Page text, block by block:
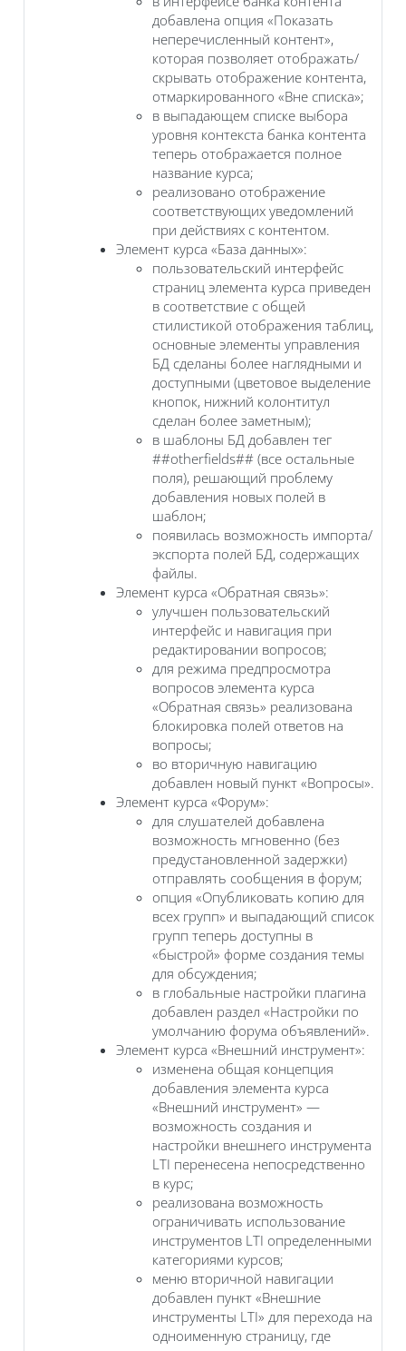
добавлена опция «Показать
неперечисленный контент»,
которая позволяет отображать/
скрывать отображение контента,
отмаркированного «Вне списка»;
в выпадающем списке выбора
уровня контекста банка контента
теперь отображается полное
название курса;
реализовано отображение
соответствующих уведомлений
при действиях с контентом.
Элемент курса «База данных»:
пользовательский интерфейс
страниц элемента курса приведен
в соответствие с общей
стилистикой отображения таблиц,
основные элементы управления
БД сделаны более наглядными и
доступными (цветовое выделение
кнопок, нижний колонтитул
сделан более заметным);
в шаблоны БД добавлен тег
##otherfields## (все остальные
поля), решающий проблему
добавления новых полей в
шаблон;
появилась возможность импорта/
экспорта полей БД, содержащих
файлы.
Элемент курса «Обратная связь»:
улучшен пользовательский
интерфейс и навигация при
редактировании вопросов;
для режима предпросмотра
вопросов элемента курса
«Обратная связь» реализована
блокировка полей ответов на
вопросы;
во вторичную навигацию
добавлен новый пункт «Вопросы».
Элемент курса «Форум»:
для слушателей добавлена
возможность мгновенно (без
предустановленной задержки)
отправлять сообщения в форум;
опция «Опубликовать копию для
всех групп» и выпадающий список
групп теперь доступны в
«быстрой» форме создания темы
для обсуждения;
в глобальные настройки плагина
добавлен раздел «Настройки по
умолчанию форума объявлений».
Элемент курса «Внешний инструмент»:
изменена общая концепция
добавления элемента курса
«Внешний инструмент» —
возможность создания и
настройки внешнего инструмента
LTI перенесена непосредственно
в курс;
реализована возможность
ограничивать использование
инструментов LTI определенными
категориями курсов;
меню вторичной навигации
добавлен пункт «Внешние
инструменты LTI» для перехода на
одноименную страницу, где